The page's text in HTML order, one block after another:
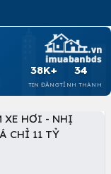
38K+
TIN ĐĂNG
34
TỈNH THÀNH